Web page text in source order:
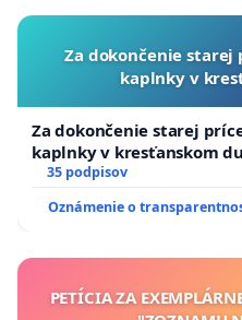
Za dokončenie
kaplnky v
Za dokončenie starej
kaplnky v kresťanskom
35 podpisov
Oznámenie o
PETÍCIA ZA